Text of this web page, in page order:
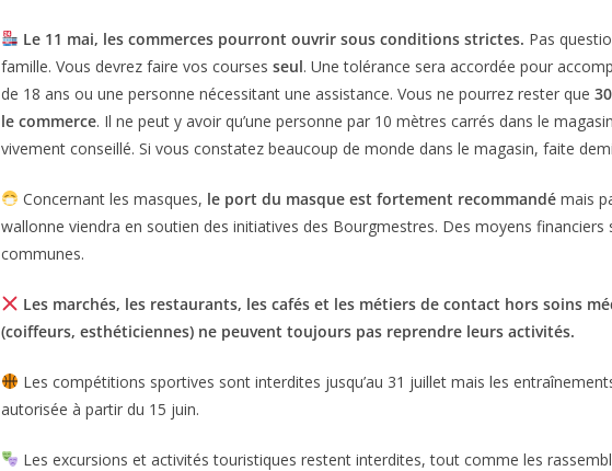
Le 11 mai, les commerces pourront ouvrir sous conditions strictes. Pas
famille. Vous devrez faire vos courses seul. Une tolérance sera accordée pour
de 18 ans ou une personne nécessitant une assistance. Vous ne pourrez rester que
le commerce. Il ne peut y avoir qu’une personne par 10 mètres carrés dans le
vivement conseillé. Si vous constatez beaucoup de monde dans le magasin, faite
Concernant les masques, le port du masque est fortement recommandémais
wallonne viendra en soutien des initiatives des Bourgmestres. Des moyens
communes.
Les marchés, les restaurants, les cafés et les métiers de contact hors soins
(coiffeurs, esthéticiennes) ne peuvent toujours pas reprendre leurs activités.
Les compétitions sportives sont interdites jusqu’au 31 juillet mais les
autorisée à partir du 15 juin.
Les excursions et activités touristiques restent interdites, tout comme les